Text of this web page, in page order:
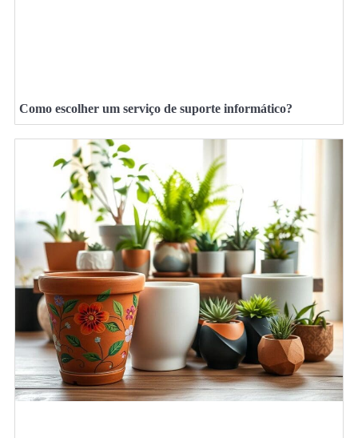
Como escolher um serviço de suporte informático?